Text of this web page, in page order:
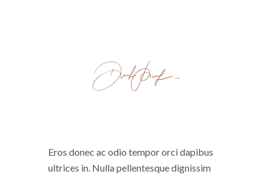
Eros donec ac odio tempor orci dapibus
ultrices in. Nulla pellentesque dignissim